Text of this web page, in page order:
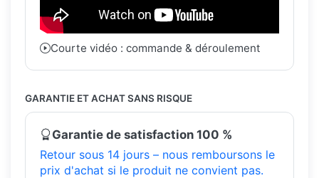
Courte vidéo : commande & déroulement
GARANTIE ET ACHAT SANS RISQUE
Garantie de satisfaction 100 %
Retour sous 14 jours – nous remboursons le
prix d'achat si le produit ne convient pas.